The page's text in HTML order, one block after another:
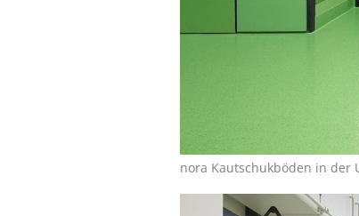
nora Kautschukböden in der